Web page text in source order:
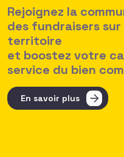
Rejoignez la
des fundraisers
territoire
et boostez votre
service du bien
En savoir plus